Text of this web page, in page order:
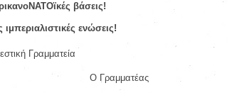
βάσεις!
ενώσεις!
Γραμματεία
Γραμματέας